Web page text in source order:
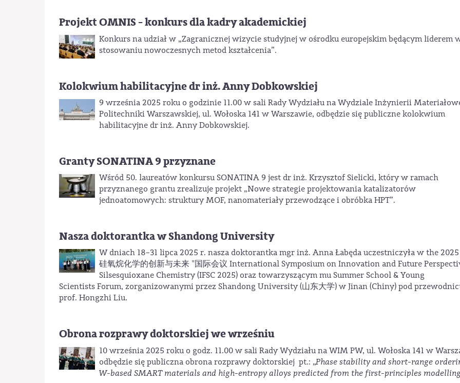
Projekt OMNIS - konkurs dla kadry akademickiej
Konkurs na udział w „Zagranicznej wizycie studyjnej w ośrodku europejskim będącym liderem
stosowaniu nowoczesnych metod kształcenia”.
Kolokwium habilitacyjne dr inż. Anny Dobkowskiej
9 września 2025 roku o godzinie 11.00 w sali Rady Wydziału na Wydziale Inżynierii
Politechniki Warszawskiej, ul. Wołoska 141 w Warszawie, odbędzie się publiczne kolokwium
habilitacyjne dr inż. Anny Dobkowskiej.
Granty SONATINA 9 przyznane
Wśród 50. laureatów konkursu SONATINA 9 jest dr inż. Krzysztof Sielicki, który w ramach
przyznanego grantu zrealizuje projekt „Nowe strategie projektowania katalizatorów
jednoatomowych: struktury MOF, nanomateriały przewodzące i obróbka HPT”.
Nasza doktorantka w Shandong University
W dniach 18–31 lipca 2025 r. nasza doktorantka mgr inż. Anna Łabęda uczestniczyła w the
硅氧烷化学的创新与未来 "国际会议 International Symposium on Innovation and Future
Silsesquioxane Chemistry (IFSC 2025) oraz towarzyszącym mu Summer School & Young
Scientists Forum, zorganizowanymi przez Shandong University (山东大学) w Jinan (Chiny) pod
prof. Hongzhi Liu.
Obrona rozprawy doktorskiej we wrześniu
10 września 2025 roku o godz. 11.00 w sali Rady Wydziału na WIM PW, ul. Wołoska 141 w
odbędzie się publiczna obrona rozprawy doktorskiej pt.: „Phase stability and short-range
W-based SMART materials and high-entropy alloys predicted from the first-principles